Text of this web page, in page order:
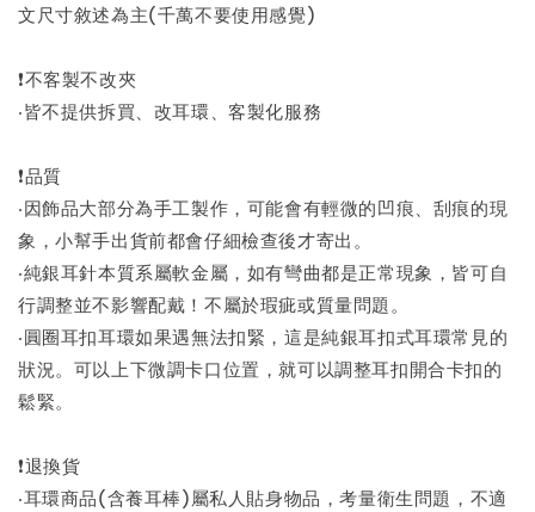
文尺寸敘述為主(千萬不要使用感覺)
❗不客製不改夾
‧皆不提供拆買、改耳環、客製化服務
❗品質
‧因飾品大部分為手工製作，可能會有輕微的凹痕、刮痕的現
象，小幫手出貨前都會仔細檢查後才寄出。
‧純銀耳針本質系屬軟金屬，如有彎曲都是正常現象，皆可自
行調整並不影響配戴！不屬於瑕疵或質量問題。
‧圓圈耳扣耳環如果遇無法扣緊，這是純銀耳扣式耳環常見的
狀況。可以上下微調卡口位置，就可以調整耳扣開合卡扣的
鬆緊。
❗退換貨
‧耳環商品(含養耳棒)屬私人貼身物品，考量衛生問題，不適